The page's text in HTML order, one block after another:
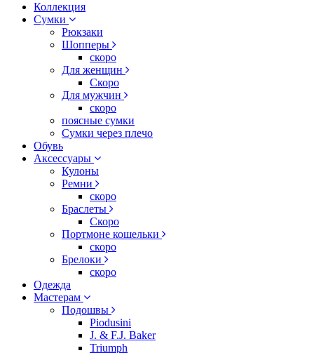
Коллекция
Сумки
Рюкзаки
Шопперы
скоро
Для женщин
Скоро
Для мужчин
скоро
поясные сумки
Сумки через плечо
Обувь
Аксессуары
Кулоны
Ремни
скоро
Браслеты
Скоро
Портмоне кошельки
скоро
Брелоки
скоро
Одежда
Мастерам
Подошвы
Piodusini
J. & F.J. Baker
Triumph